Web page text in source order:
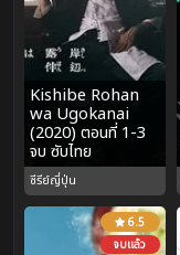
Kishibe Rohan
wa Ugokanai
(2020) ตอนที่ 1-3
จบ ซับไทย
ซีรีย์ญี่ปุ่น
6.5
จบแล้ว